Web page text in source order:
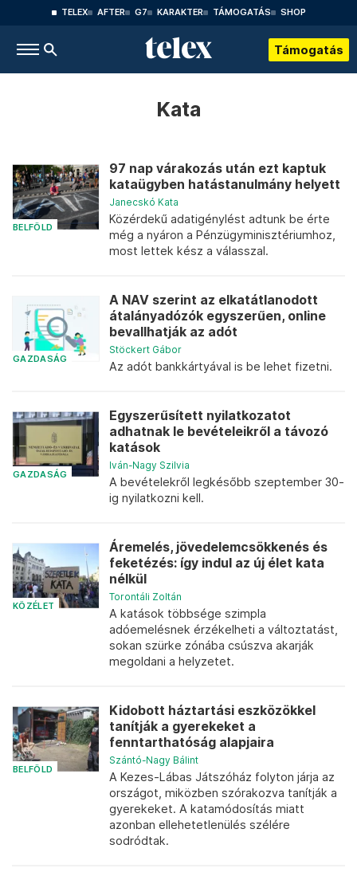
TELEX AFTER G7 KARAKTER TÁMOGATÁS SHOP
Támogatás
Kata
BELFÖLD
97 nap várakozás után ezt kaptuk
kataügyben hatástanulmány helyett
Janecskó Kata
Közérdekű adatigénylést adtunk be érte
még a nyáron a Pénzügyminisztériumhoz,
most lettek kész a válasszal.
GAZDASÁG
A NAV szerint az elkatátlanodott
átalányadózók egyszerűen, online
bevallhatják az adót
Stöckert Gábor
Az adót bankkártyával is be lehet fizetni.
GAZDASÁG
Egyszerűsített nyilatkozatot
adhatnak le bevételeikről a távozó
katások
Iván-Nagy Szilvia
A bevételekről legkésőbb szeptember 30-
ig nyilatkozni kell.
KÖZÉLET
Áremelés, jövedelemcsökkenés és
feketézés: így indul az új élet kata
nélkül
Torontáli Zoltán
A katások többsége szimpla
adóemelésnek érzékelheti a változtatást,
sokan szürke zónába csúszva akarják
megoldani a helyzetet.
BELFÖLD
Kidobott háztartási eszközökkel
tanítják a gyerekeket a
fenntarthatóság alapjaira
Szántó-Nagy Bálint
A Kezes-Lábas Játszóház folyton járja az
országot, miközben szórakozva tanítják a
gyerekeket. A katamódosítás miatt
azonban ellehetetlenülés szélére
sodródtak.